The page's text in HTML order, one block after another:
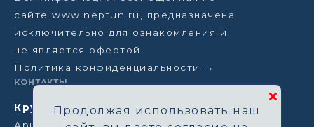
сайте www.neptun.ru, предназначена
исключительно для ознакомления и
не является офертой.
Политика конфиденциальности →
КОНТАКТЫ
Круизная компания Нептун
Продолжая использовать наш